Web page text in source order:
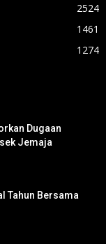
2524
1461
1274
Dugaan
Jemaja
Tahun Bersama